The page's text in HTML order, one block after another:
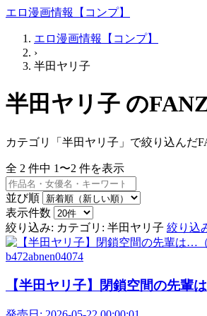
エロ漫画情報【コンプ】
エロ漫画情報【コンプ】
›
半田ヤリ子
半田ヤリ子 の
カテゴリ「半田ヤリ子」で絞り込んだ
全 2 件中 1〜2 件を表示
並び順
表示件数
絞り込み: カテゴリ: 半田ヤリ子 絞り込
b472abnen04074
【半田ヤリ子】閉鎖空間の先輩